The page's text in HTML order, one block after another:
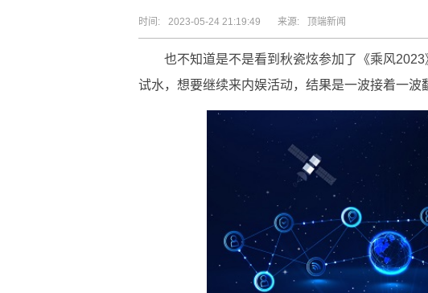
时间: 2023-05-24 21:19:49 来源: 顶端新闻
也不知道是不是看到秋瓷炫参加了《乘风
试水，想要继续来内娱活动，结果是一波接着一波